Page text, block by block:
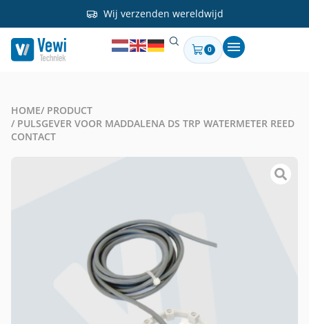
Wij verzenden wereldwijd
0
HOME/ PRODUCT
/ PULSGEVER VOOR MADDALENA DS TRP WATERMETER REED
CONTACT